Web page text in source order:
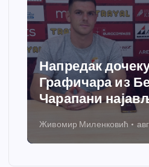
Спортски
добија
грејања
Никола Петровић јул 31,